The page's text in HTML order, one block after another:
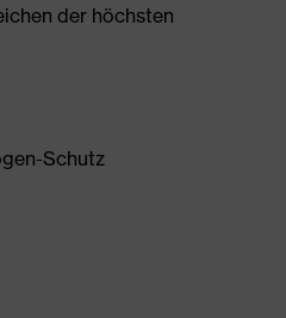
der höchsten
Schutz